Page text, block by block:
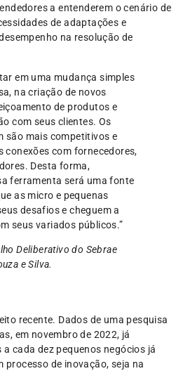
a entenderem o cenário de
de adaptações e
na resolução de
em uma mudança simples
na criação de novos
de produtos e
com seus clientes. Os
são mais competitivos e
conexões com fornecedores,
Desta forma,
ferramenta será uma fonte
as micro e pequenas
desafios e cheguem a
seus variados públicos.”
Deliberativo do Sebrae
e Silva.
recente. Dados de uma pesquisa
em novembro de 2022, já
cada dez pequenos negócios já
processo de inovação, seja na